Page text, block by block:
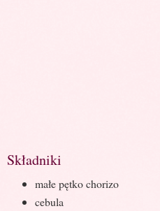
Składniki
małe pętko chorizo
cebula